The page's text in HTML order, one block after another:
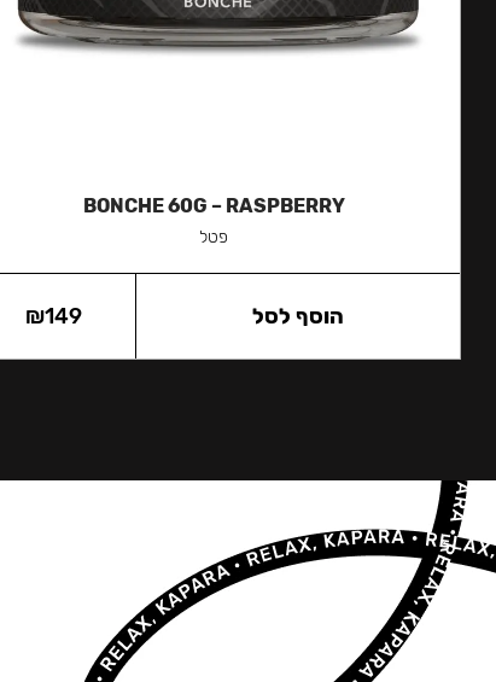
BONCHE 60G – RASPBERRY
פטל
₪149 הוסף לסל